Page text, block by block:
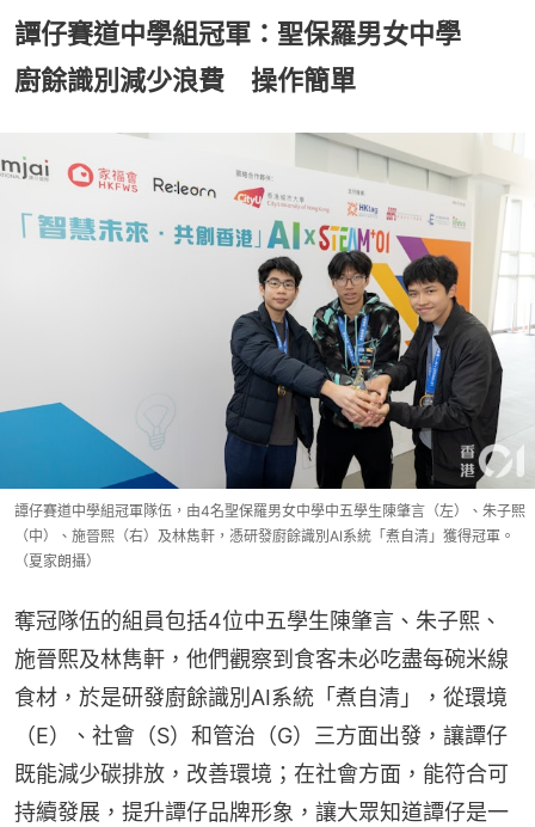
譚仔賽道中學組冠軍：聖保羅男女中學
廚餘識別減少浪費 操作簡單
譚仔賽道中學組冠軍隊伍，由4名聖保羅男女中學中五學生陳肇言（左）、朱子熙
（中）、施晉熙（右）及林雋軒，憑研發廚餘識別AI系統「煮自清」獲得冠軍。
（夏家朗攝）
奪冠隊伍的組員包括4位中五學生陳肇言、朱子熙、
施晉熙及林雋軒，他們觀察到食客未必吃盡每碗米線
食材，於是研發廚餘識別AI系統「煮自清」，從環境
（E）、社會（S）和管治（G）三方面出發，讓譚仔
既能減少碳排放，改善環境；在社會方面，能符合可
持續發展，提升譚仔品牌形象，讓大眾知道譚仔是一